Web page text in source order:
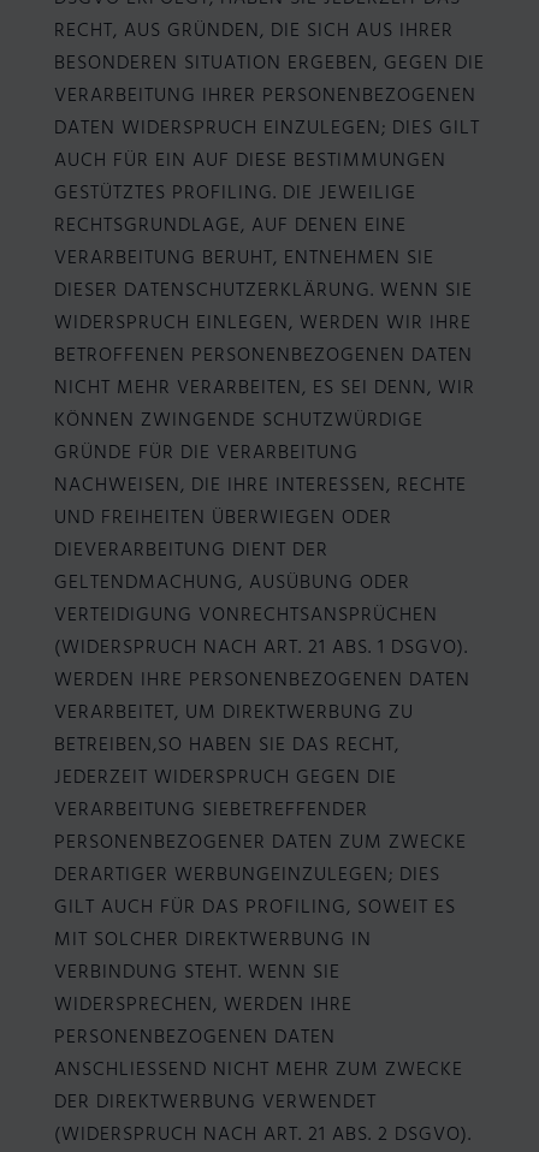
RECHT, AUS GRÜNDEN, DIE SICH AUS IHRER
BESONDEREN SITUATION ERGEBEN, GEGEN DIE
VERARBEITUNG IHRER PERSONENBEZOGENEN
DATEN WIDERSPRUCH EINZULEGEN; DIES GILT
AUCH FÜR EIN AUF DIESE BESTIMMUNGEN
GESTÜTZTES PROFILING. DIE JEWEILIGE
RECHTSGRUNDLAGE, AUF DENEN EINE
VERARBEITUNG BERUHT, ENTNEHMEN SIE
DIESER DATENSCHUTZERKLÄRUNG. WENN SIE
WIDERSPRUCH EINLEGEN, WERDEN WIR IHRE
BETROFFENEN PERSONENBEZOGENEN DATEN
NICHT MEHR VERARBEITEN, ES SEI DENN, WIR
KÖNNEN ZWINGENDE SCHUTZWÜRDIGE
GRÜNDE FÜR DIE VERARBEITUNG
NACHWEISEN, DIE IHRE INTERESSEN, RECHTE
UND FREIHEITEN ÜBERWIEGEN ODER
DIEVERARBEITUNG DIENT DER
GELTENDMACHUNG, AUSÜBUNG ODER
VERTEIDIGUNG VONRECHTSANSPRÜCHEN
(WIDERSPRUCH NACH ART. 21 ABS. 1 DSGVO).
WERDEN IHRE PERSONENBEZOGENEN DATEN
VERARBEITET, UM DIREKTWERBUNG ZU
BETREIBEN,SO HABEN SIE DAS RECHT,
JEDERZEIT WIDERSPRUCH GEGEN DIE
VERARBEITUNG SIEBETREFFENDER
PERSONENBEZOGENER DATEN ZUM ZWECKE
DERARTIGER WERBUNGEINZULEGEN; DIES
GILT AUCH FÜR DAS PROFILING, SOWEIT ES
MIT SOLCHER DIREKTWERBUNG IN
VERBINDUNG STEHT. WENN SIE
WIDERSPRECHEN, WERDEN IHRE
PERSONENBEZOGENEN DATEN
ANSCHLIESSEND NICHT MEHR ZUM ZWECKE
DER DIREKTWERBUNG VERWENDET
(WIDERSPRUCH NACH ART. 21 ABS. 2 DSGVO).